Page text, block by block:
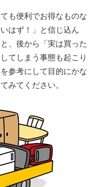
も便利でお得なものな
はず！」と信じ込ん
、後から「実は買った
てしまう事態も起こり
参考にして目的にかな
みてください。